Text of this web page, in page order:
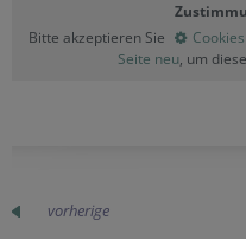
Bitte akzeptieren Sie
Seite neu, um
vorherige